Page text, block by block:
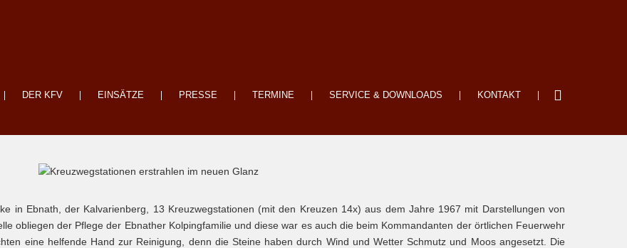
DER KFV EINSÄTZE PRESSE TERMINE SERVICE & DOWNLOADS KONTAKT
in Ebnath, der Kalvarienberg, 13 Kreuzwegstationen (mit den Kreuzen 14x) aus dem Jahre 1967 mit Darstellungen von
obliegen der Pflege der Ebnather Kolpingfamilie und diese war es auch die beim Kommandanten der örtlichen Feuerwehr
eine helfende Hand zur Reinigung, denn die Steine haben durch Wind und Wetter Schmutz und Moos angesetzt. Die